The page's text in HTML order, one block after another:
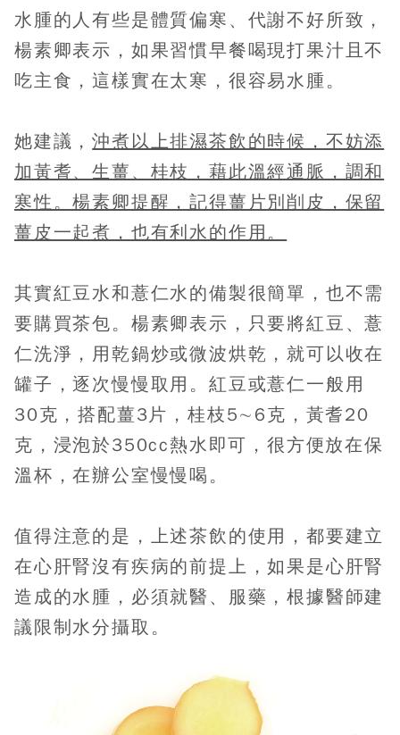
水腫的人有些是體質偏寒、代謝不好所致，
楊素卿表示，如果習慣早餐喝現打果汁且不
吃主食，這樣實在太寒，很容易水腫。
她建議，沖煮以上排濕茶飲的時候，不妨添
加黃耆、生薑、桂枝，藉此溫經通脈，調和
寒性。楊素卿提醒，記得薑片別削皮，保留
薑皮一起煮，也有利水的作用。
其實紅豆水和薏仁水的備製很簡單，也不需
要購買茶包。楊素卿表示，只要將紅豆、薏
仁洗淨，用乾鍋炒或微波烘乾，就可以收在
罐子，逐次慢慢取用。紅豆或薏仁一般用
30克，搭配薑3片，桂枝5∼6克，黃耆20
克，浸泡於350cc熱水即可，很方便放在保
溫杯，在辦公室慢慢喝。
值得注意的是，上述茶飲的使用，都要建立
在心肝腎沒有疾病的前提上，如果是心肝腎
造成的水腫，必須就醫、服藥，根據醫師建
議限制水分攝取。